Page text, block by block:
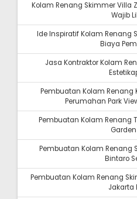
Kolam Renang Skimmer Villa
Wajib
Ide Inspiratif Kolam Renang
Biaya
Jasa Kontraktor Kolam
Pembuatan Kolam Renang
Perumahan Park
Pembuatan Kolam Renang
Pembuatan Kolam Renang
Bintaro
Pembuatan Kolam Renang
Jakarta